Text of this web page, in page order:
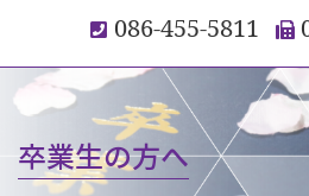
086-455-5811
卒業生の方へ